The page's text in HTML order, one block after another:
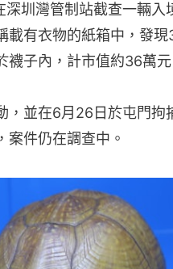
圳灣管制站截查一輛入
載有衣物的紙箱中，發
襪子內，計市值約36萬元
，並在6月26日於屯門拘
案件仍在調查中。